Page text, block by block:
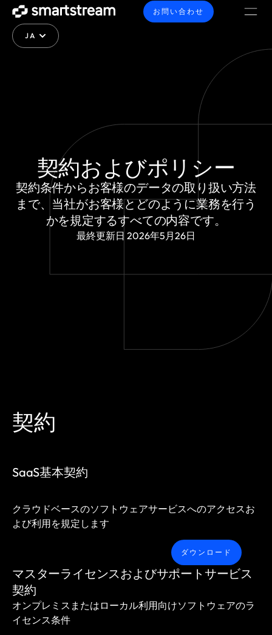
JA
お問い合わせ
契約およびポリシー
契約条件からお客様のデータの取り扱い方法
まで、当社がお客様とどのように業務を行う
かを規定するすべての内容です。
最終更新日 2026年5月26日
契約
SaaS基本契約
クラウドベースのソフトウェアサービスへのアクセスお
よび利用を規定します
ダウンロード
マスターライセンスおよびサポートサービス
契約
オンプレミスまたはローカル利用向けソフトウェアのラ
イセンス条件